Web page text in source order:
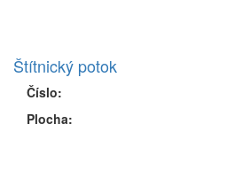
Štítnický potok
Číslo:
Plocha: